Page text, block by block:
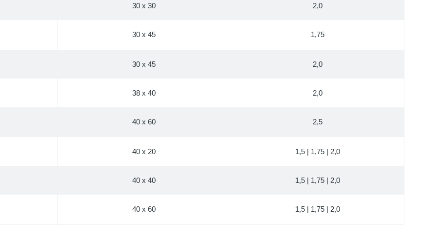
30 x 30 2,0
30 x 45 1,75
30 x 45 2,0
38 x 40 2,0
40 x 60 2,5
40 x 20 1,5 | 1,75 | 2,0
40 x 40 1,5 | 1,75 | 2,0
40 x 60 1,5 | 1,75 | 2,0